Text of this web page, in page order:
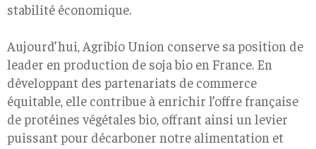
stabilité économique.
Aujourd’hui, Agribio Union conserve sa position de
leader en production de soja bio en France. En
développant des partenariats de commerce
équitable, elle contribue à enrichir l’offre française
de protéines végétales bio, offrant ainsi un levier
puissant pour décarboner notre alimentation et